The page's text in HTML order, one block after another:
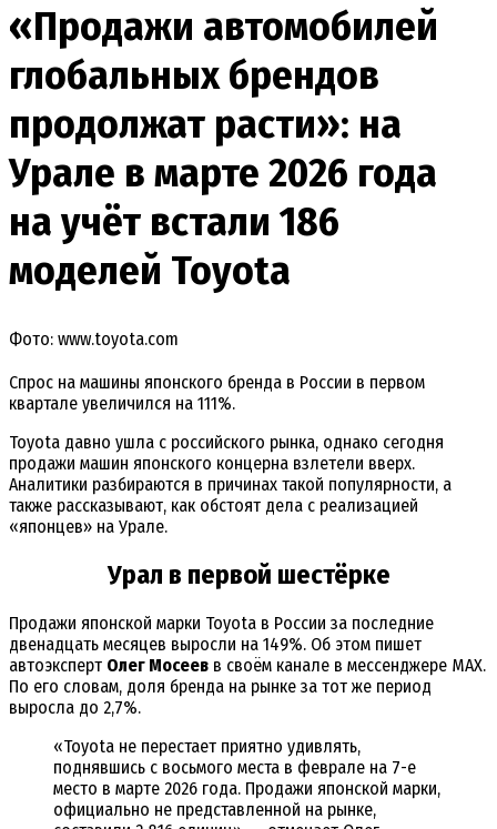
«Продажи автомобилей
глобальных брендов
продолжат расти»: на
Урале в марте 2026 года
на учёт встали 186
моделей Toyota
Фото: www.toyota.com
Спрос на машины японского бренда в России в первом
квартале увеличился на 111%.
Toyota давно ушла с российского рынка, однако сегодня
продажи машин японского концерна взлетели вверх.
Аналитики разбираются в причинах такой популярности, а
также рассказывают, как обстоят дела с реализацией
«японцев» на Урале.
Урал в первой шестёрке
Продажи японской марки Toyota в России за последние
двенадцать месяцев выросли на 149%. Об этом пишет
автоэксперт Олег Мосеев в своём канале в мессенджере MAX.
По его словам, доля бренда на рынке за тот же период
выросла до 2,7%.
«Toyota не перестает приятно удивлять,
поднявшись с восьмого места в феврале на 7-е
место в марте 2026 года. Продажи японской марки,
официально не представленной на рынке,